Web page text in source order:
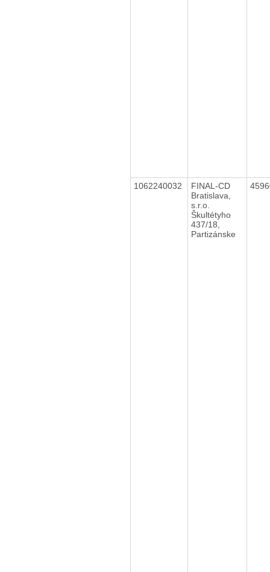
1062240032
FINAL-CD
Bratislava,
s.r.o.
Škultétyho
437/18,
Partizánske